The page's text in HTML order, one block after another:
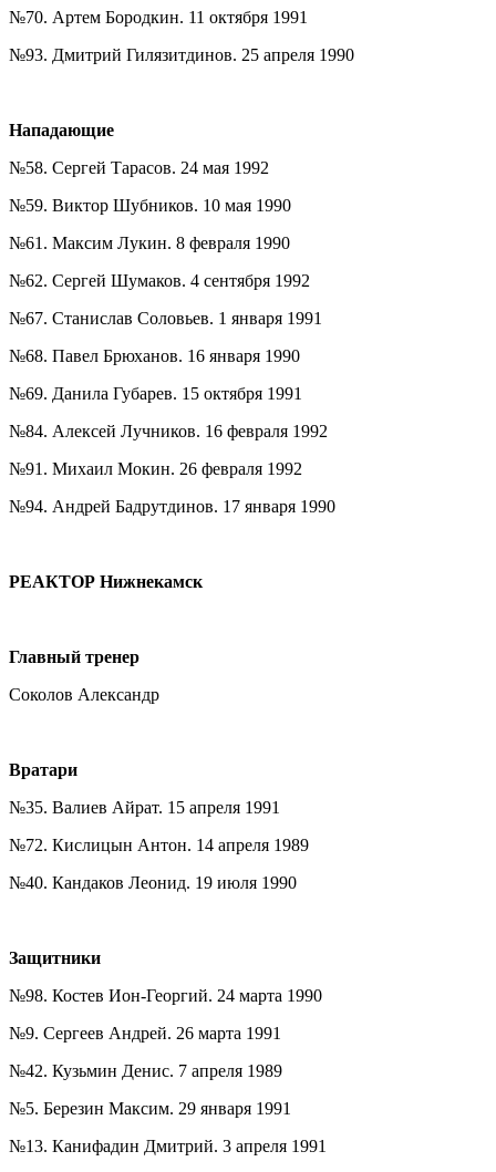
№70. Артем Бородкин. 11 октября 1991
№93. Дмитрий Гилязитдинов. 25 апреля 1990
Нападающие
№58. Сергей Тарасов. 24 мая 1992
№59. Виктор Шубников. 10 мая 1990
№61. Максим Лукин. 8 февраля 1990
№62. Сергей Шумаков. 4 сентября 1992
№67. Станислав Соловьев. 1 января 1991
№68. Павел Брюханов. 16 января 1990
№69. Данила Губарев. 15 октября 1991
№84. Алексей Лучников. 16 февраля 1992
№91. Михаил Мокин. 26 февраля 1992
№94. Андрей Бадрутдинов. 17 января 1990
РЕАКТОР Нижнекамск
Главный тренер
Соколов Александр
Вратари
№35. Валиев Айрат. 15 апреля 1991
№72. Кислицын Антон. 14 апреля 1989
№40. Кандаков Леонид. 19 июля 1990
Защитники
№98. Костев Ион-Георгий. 24 марта 1990
№9. Сергеев Андрей. 26 марта 1991
№42. Кузьмин Денис. 7 апреля 1989
№5. Березин Максим. 29 января 1991
№13. Канифадин Дмитрий. 3 апреля 1991